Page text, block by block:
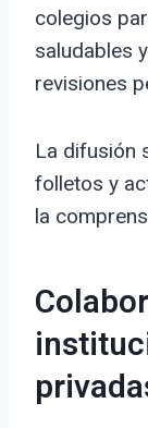
colegios
saludables
revisiones
La difusión
folletos y
la